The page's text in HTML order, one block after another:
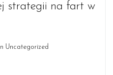
strategii na fart w
Uncategorized